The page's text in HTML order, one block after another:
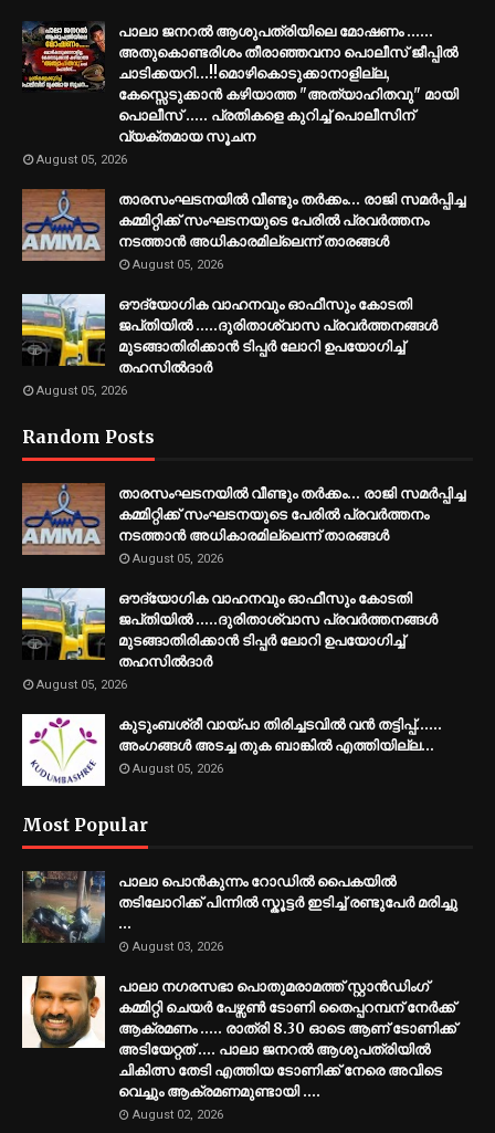
പാലാ ജനറൽ ആശുപത്രിയിലെ മോഷണം ......
അതുകൊണ്ടരിശം തീരാഞ്ഞവനാ പൊലീസ് ജീപ്പില്‍
ചാടിക്കയറി...!!മൊഴികൊടുക്കാനാളില്ല,
കേസ്സെടുക്കാൻ കഴിയാത്ത "അത്യാഹിതവു" മായി
പൊലീസ് ..... പ്രതികളെ കുറിച്ച് പൊലീസിന്
വ്യക്തമായ സൂചന
August 05, 2026
താരസംഘടനയിൽ വീണ്ടും തർക്കം… രാജി സമര്‍പ്പിച്ച
കമ്മിറ്റിക്ക് സംഘടനയുടെ പേരില്‍ പ്രവര്‍ത്തനം
നടത്താന്‍ അധികാരമില്ലെന്ന് താരങ്ങൾ
August 05, 2026
ഔദ്യോഗിക വാഹനവും ഓഫീസും കോടതി
ജപ്‌തിയിൽ .....ദുരിതാശ്വാസ പ്രവർത്തനങ്ങൾ
മുടങ്ങാതിരിക്കാൻ ടിപ്പർ ലോറി ഉപയോഗിച്ച്
തഹസിൽദാർ
August 05, 2026
Random Posts
താരസംഘടനയിൽ വീണ്ടും തർക്കം… രാജി സമര്‍പ്പിച്ച
കമ്മിറ്റിക്ക് സംഘടനയുടെ പേരില്‍ പ്രവര്‍ത്തനം
നടത്താന്‍ അധികാരമില്ലെന്ന് താരങ്ങൾ
August 05, 2026
ഔദ്യോഗിക വാഹനവും ഓഫീസും കോടതി
ജപ്‌തിയിൽ .....ദുരിതാശ്വാസ പ്രവർത്തനങ്ങൾ
മുടങ്ങാതിരിക്കാൻ ടിപ്പർ ലോറി ഉപയോഗിച്ച്
തഹസിൽദാർ
August 05, 2026
കുടുംബശ്രീ വായ്പാ തിരിച്ചടവിൽ വൻ തട്ടിപ്പ്......
അംഗങ്ങൾ അടച്ച തുക ബാങ്കിൽ എത്തിയില്ല…
August 05, 2026
Most Popular
പാലാ പൊൻകുന്നം റോഡിൽ പൈകയിൽ
തടിലോറിക്ക് പിന്നിൽ സ്കൂട്ടർ ഇടിച്ച് രണ്ടുപേർ മരിച്ചു
...
August 03, 2026
പാലാ നഗരസഭാ പൊതുമരാമത്ത് സ്റ്റാൻഡിംഗ്
കമ്മിറ്റി ചെയർ പേഴ്സൺ ടോണി തൈപ്പറമ്പന് നേർക്ക്
ആക്രമണം ..... രാത്രി 8.30 ഓടെ ആണ് ടോണിക്ക്
അടിയേറ്റത് .... പാലാ ജനറൽ ആശുപത്രിയിൽ
ചികിത്സ തേടി എത്തിയ ടോണിക്ക് നേരെ അവിടെ
വെച്ചും ആക്രമണമുണ്ടായി ....
August 02, 2026